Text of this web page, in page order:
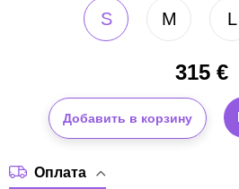
S M L
315€
Добавить в корзину
Оплата